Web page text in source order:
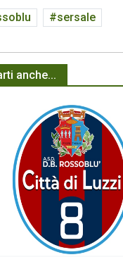
sersale
anche...